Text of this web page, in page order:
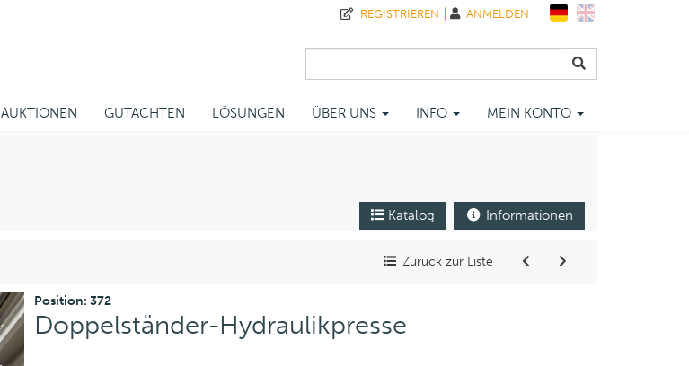
AUKTIONEN GUTACHTEN LÖSUNGEN ÜBER UNS INFO MEIN KONTO
REGISTRIEREN ANMELDEN
Katalog Informationen
Zurück zur Liste
Position: 372
Doppelständer-Hydraulikpresse